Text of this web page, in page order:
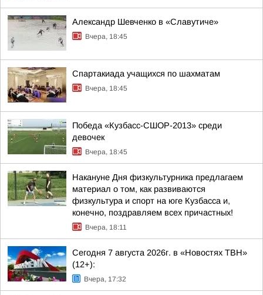
Александр Шевченко в «Славутиче»
Вчера, 18:45
Спартакиада учащихся по шахматам
Вчера, 18:45
Победа «Кузбасс-СШОР-2013» среди
девочек
Вчера, 18:45
Накануне Дня физкультурника предлагаем
материал о том, как развиваются
физкультура и спорт на юге Кузбасса и,
конечно, поздравляем всех причастных!
Вчера, 18:11
Сегодня 7 августа 2026г. в «Новостях ТВН»
(12+):
Вчера, 17:32